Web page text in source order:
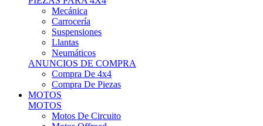
Mecánica
Carrocería
Suspensiones
Llantas
Neumáticos
ANUNCIOS DE COMPRA
Compra De 4x4
Compra De Piezas
MOTOS
MOTOS
Motos De Circuito